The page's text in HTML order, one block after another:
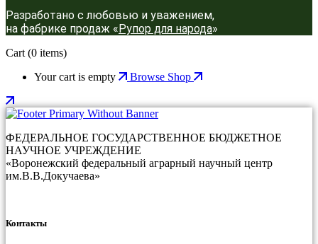
Разработано с любовью и уважением,
на фабрике продаж «Рупор для народа»
Cart (0 items)
Your cart is empty
Browse Shop
ФЕДЕРАЛЬНОЕ ГОСУДАРСТВЕННОЕ БЮДЖЕТНОЕ
НАУЧНОЕ УЧРЕЖДЕНИЕ
«Воронежский федеральный аграрный научный центр
им.В.В.Докучаева»
Контакты